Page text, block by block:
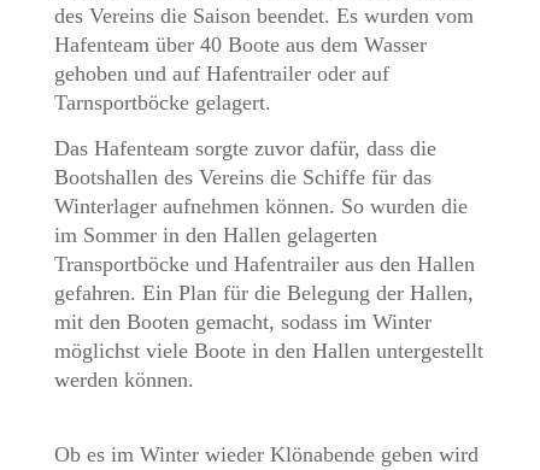
des Vereins die Saison beendet. Es wurden vom
Hafenteam über 40 Boote aus dem Wasser
gehoben und auf Hafentrailer oder auf
Tarnsportböcke gelagert.
Das Hafenteam sorgte zuvor dafür, dass die
Bootshallen des Vereins die Schiffe für das
Winterlager aufnehmen können. So wurden die
im Sommer in den Hallen gelagerten
Transportböcke und Hafentrailer aus den Hallen
gefahren. Ein Plan für die Belegung der Hallen,
mit den Booten gemacht, sodass im Winter
möglichst viele Boote in den Hallen untergestellt
werden können.
Ob es im Winter wieder Klönabende geben wird